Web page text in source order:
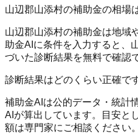
山辺郡山添村の補助金の相場
山辺郡山添村の補助金は地域
助金AIに条件を入力すると、
づいた診断結果を無料で確認
診断結果はどのくらい正確で
補助金AIは公的データ・統計
AIが算出しています。目安と
額は専門家にご相談ください。